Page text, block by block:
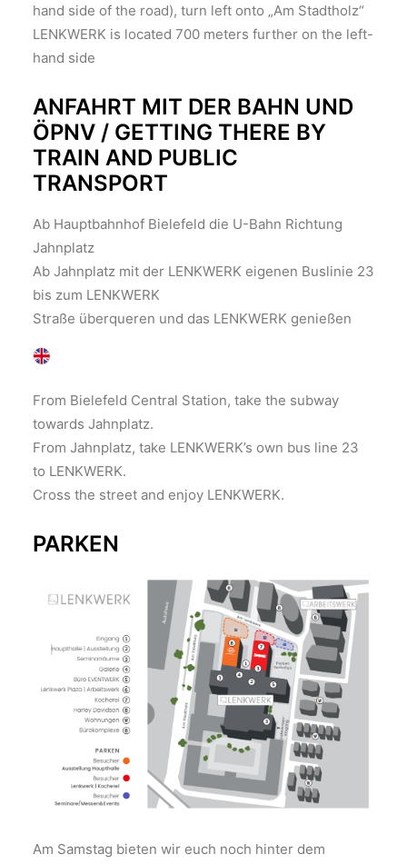
hand side of the road), turn left onto „Am Stadtholz“
LENKWERK is located 700 meters further on the left-
hand side
​ANFAHRT MIT DER BAHN UND
ÖPNV / GETTING THERE BY
TRAIN AND PUBLIC
TRANSPORT
Ab Hauptbahnhof Bielefeld die U-Bahn Richtung
Jahnplatz
Ab Jahnplatz mit der LENKWERK eigenen Buslinie 23
bis zum LENKWERK
Straße überqueren und das LENKWERK genießen
From Bielefeld Central Station, take the subway
towards Jahnplatz.
From Jahnplatz, take LENKWERK’s own bus line 23
to LENKWERK.
Cross the street and enjoy LENKWERK.
PARKEN
Am Samstag bieten wir euch noch hinter dem